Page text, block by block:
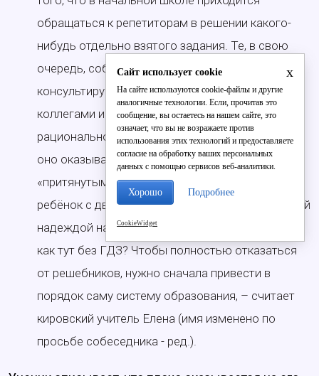
обращаться к репетиторам в решении какого-
нибудь отдельно взятого задания. Те, в свою
очередь, собирают все свои знания в кучу,
консультируются с интернетом/учебниками/
коллегами и выдают максимально
рациональное, на их взгляд, решение. А в итоге
оно оказывается либо неверным, либо
«притянутым за уши». Итог - заплаканный
ребёнок с двойкой в дневнике и напрочь отбитой
надеждой на успешное окончание школы. Ну и
как тут без ГДЗ? Чтобы полностью отказаться
от решебников, нужно сначала привести в
порядок саму систему образования, – считает
кировский учитель Елена (имя изменено по
просьбе собеседника - ред.).
x
Сайт использует cookie
На сайте используются cookie-файлы и другие
аналогичные технологии. Если, прочитав это
сообщение, вы остаетесь на нашем сайте, это
означает, что вы не возражаете против
использования этих технологий и предоставляете
согласие на обработку ваших персональных
данных с помощью сервисов веб-аналитики.
Хорошо Подробнее
CookieWidget